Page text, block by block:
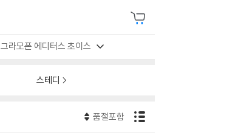
그라모폰 에디터스 초이스
스테디
품절포함